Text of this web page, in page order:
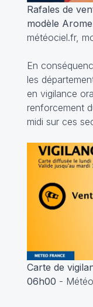
Rafales de
modèle
météociel.fr,
En
les
en vigilance
renforcement
midi sur ces
Carte de
06h00 -